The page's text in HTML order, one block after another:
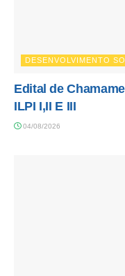
DESENVOLVIMENTO
Edital de
ILPI I,II E III
04/08/2026